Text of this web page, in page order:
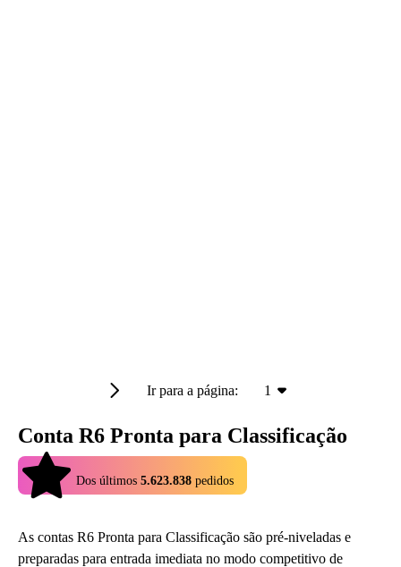
Ir para a página: 1
Conta R6 Pronta para Classificação
Dos últimos 5.623.838 pedidos
As contas R6 Pronta para Classificação são pré-niveladas e
preparadas para entrada imediata no modo competitivo de